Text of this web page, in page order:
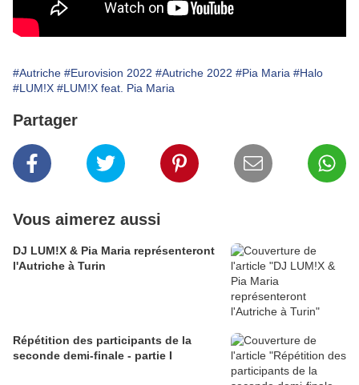
#Autriche #Eurovision 2022 #Autriche 2022 #Pia Maria #Halo
#LUM!X #LUM!X feat. Pia Maria
Partager
Vous aimerez aussi
DJ LUM!X & Pia Maria représenteront
l'Autriche à Turin
Répétition des participants de la
seconde demi-finale - partie I